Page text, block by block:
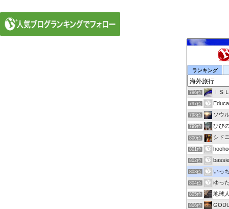
ランキング
796位 ＩＳＬ
797位
798位 ソウ
799位 ひび
800位 シド
801位
802位
803位 いっ
804位 ゆっ
805位 地球人
806位